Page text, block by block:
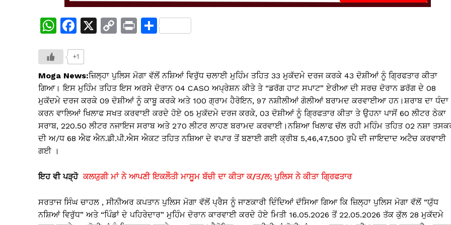
W
at
s
A
p
p
F
c
e
b
o
o
k
X
C
y
Li
n
k
Pr S
e
+1
Moga News:ਜ਼ਿਲ੍ਹਾ ਪੁਲਿਸ ਮੋਗਾ ਵੱਲੋਂ ਨਸ਼ਿਆਂ ਵਿਰੁੱਧ ਚਲਾਈ ਮੁਹਿੰਮ ਤਹਿਤ 33 ਮੁਕੱਦਮੇ ਦਰਜ ਕਰਕੇ 43 ਦੋਸ਼ੀਆਂ ਨੂੰ ਗ੍ਰਿਫਤਾਰ ਕੀਤਾ
ਗਿਆ। ਇਸ ਮੁਹਿੰਮ ਤਹਿਤ ਇਸ ਅਰਸੇ ਦੋਰਾਨ 04 CASO ਅਪ੍ਰੇਸ਼ਨ ਕੀਤੇ ਤੇ “ਡਰੱਗ ਹਾਟ ਸਪਾਟ” ਏਰੀਆ ਦੀ ਸਰਚ ਦੋਰਾਨ ਡਰੱਗ ਦੇ 08
ਮੁਕੱਦਮੇ ਦਰਜ ਕਰਕੇ 09 ਦੋਸ਼ੀਆਂ ਨੂੰ ਕਾਬੂ ਕਰਕੇ ਅਤੇ 100 ਗ੍ਰਾਮ ਹੈਰੋਇਨ, 97 ਨਸ਼ੀਲੀਆਂ ਗੋਲੀਆਂ ਬਰਾਮਦ ਕਰਵਾਈਆ ਹਨ।ਸ਼ਰਾਬ ਦਾ ਧੰਦਾ
ਕਰਨ ਵਾਲਿਆਂ ਖਿਲਾਫ ਸਖਤ ਕਰਵਾਈ ਕਰਦੇ ਹੋਏ 05 ਮੁਕੱਦਮੇ ਦਰਜ ਕਰਕੇ, 03 ਦੋਸ਼ੀਆਂ ਨੂੰ ਗ੍ਰਿਫਤਾਰ ਕੀਤਾ ਤੇ ਉਹਨਾ ਪਾਸੋਂ 60 ਲੀਟਰ ਠੇਕਾ
ਸਰਾਬ, 220.50 ਲੀਟਰ ਨਜਾਇਜ ਸਰਾਬ ਅਤੇ 270 ਲੀਟਰ ਲਾਹਣ ਬਰਾਮਦ ਕਰਵਾਈ।ਨਸ਼ਿਆ ਖਿਲਾਫ ਚੱਲ ਰਹੀ ਮਹਿੰਮ ਤਹਿਤ 02 ਨਸ਼ਾ
ਦੀ ਅ/ਧ 68 ਐਫ ਐਨ.ਡੀ.ਪੀ.ਐਸ ਐਕਟ ਤਹਿਤ ਨਸ਼ਿਆ ਦੇ ਵਪਾਰ ਤੋਂ ਬਣਾਈ ਗਈ ਕ੍ਰੀਬ 5,46,47,500 ਰੁਪੈ ਦੀ ਜਾਇਦਾਦ ਅਟੈਚ ਕਰਵਾਈ
ਗਈ ।
ਇਹ ਵੀ ਪੜ੍ਹੋ ਕਲਯੁਗੀ ਮਾਂ ਨੇ ਆਪਣੀ ਇਕਲੌਤੀ ਮਾਸੂਮ ਬੱਚੀ ਦਾ ਕੀਤਾ ਕ/ਤ/ਲ; ਪੁਲਿਸ ਨੇ ਕੀਤਾ ਗ੍ਰਿਫਤਾਰ
ਸਰਤਾਜ ਸਿੰਘ ਚਾਹਲ , ਸੀਨੀਅਰ ਕਪਤਾਨ ਪੁਲਿਸ ਮੋਗਾ ਵੱਲੋਂ ਪ੍ਰੈਸ ਨੂੰ ਜਾਣਕਾਰੀ ਦਿੰਦਿਆਂ ਦੱਸਿਆ ਗਿਆ ਕਿ ਜ਼ਿਲ੍ਹਾ ਪੁਲਿਸ ਮੋਗਾ ਵੱਲੋਂ “ਯੁੱਧ
ਨਸ਼ਿਆਂ ਵਿਰੁੱਧ” ਅਤੇ “ਪਿੰਡਾਂ ਦੇ ਪਹਿਰੇਦਾਰ” ਮੁਹਿੰਮ ਦੋਰਾਨ ਕਾਰਵਾਈ ਕਰਦੇ ਹੋਏ ਮਿਤੀ 16.05.2026 ਤੋਂ 22.05.2026 ਤੱਕ ਕੁੱਲ 28 ਮੁਕੱਦਮੇ